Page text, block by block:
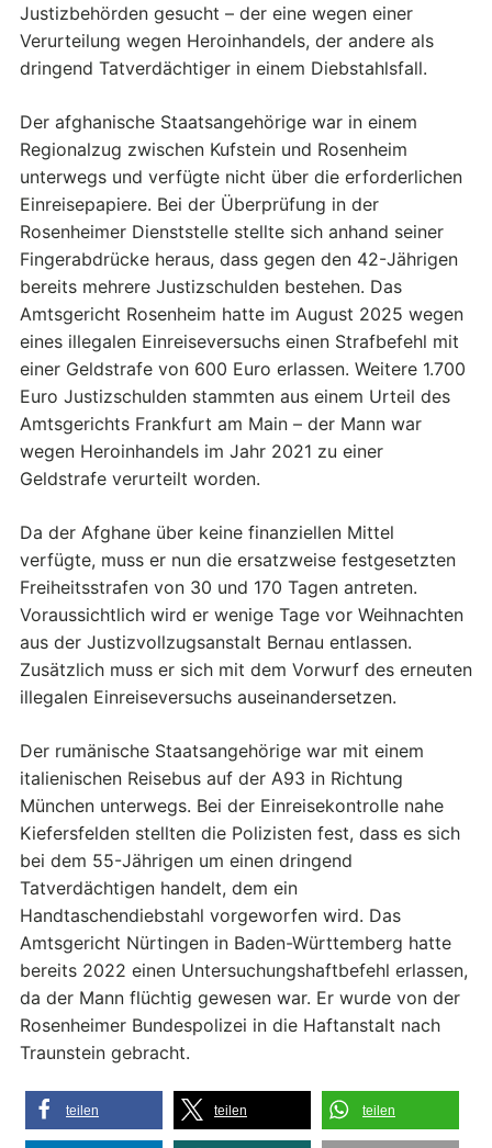
Justizbehörden gesucht – der eine wegen einer
Verurteilung wegen Heroinhandels, der andere als
dringend Tatverdächtiger in einem Diebstahlsfall.
Der afghanische Staatsangehörige war in einem
Regionalzug zwischen Kufstein und Rosenheim
unterwegs und verfügte nicht über die erforderlichen
Einreisepapiere. Bei der Überprüfung in der
Rosenheimer Dienststelle stellte sich anhand seiner
Fingerabdrücke heraus, dass gegen den 42-Jährigen
bereits mehrere Justizschulden bestehen. Das
Amtsgericht Rosenheim hatte im August 2025 wegen
eines illegalen Einreiseversuchs einen Strafbefehl mit
einer Geldstrafe von 600 Euro erlassen. Weitere 1.700
Euro Justizschulden stammten aus einem Urteil des
Amtsgerichts Frankfurt am Main – der Mann war
wegen Heroinhandels im Jahr 2021 zu einer
Geldstrafe verurteilt worden.
Da der Afghane über keine finanziellen Mittel
verfügte, muss er nun die ersatzweise festgesetzten
Freiheitsstrafen von 30 und 170 Tagen antreten.
Voraussichtlich wird er wenige Tage vor Weihnachten
aus der Justizvollzugsanstalt Bernau entlassen.
Zusätzlich muss er sich mit dem Vorwurf des erneuten
illegalen Einreiseversuchs auseinandersetzen.
Der rumänische Staatsangehörige war mit einem
italienischen Reisebus auf der A93 in Richtung
München unterwegs. Bei der Einreisekontrolle nahe
Kiefersfelden stellten die Polizisten fest, dass es sich
bei dem 55-Jährigen um einen dringend
Tatverdächtigen handelt, dem ein
Handtaschendiebstahl vorgeworfen wird. Das
Amtsgericht Nürtingen in Baden-Württemberg hatte
bereits 2022 einen Untersuchungshaftbefehl erlassen,
da der Mann flüchtig gewesen war. Er wurde von der
Rosenheimer Bundespolizei in die Haftanstalt nach
Traunstein gebracht.
teilen teilen teilen